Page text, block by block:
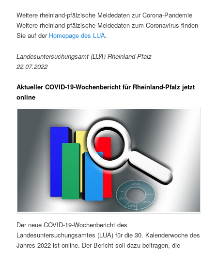
Weitere rheinland-pfälzische Meldedaten zur Corona-Pandemie
Weitere rheinland-pfälzische Meldedaten zum Coronavirus finden
Sie auf der Homepage des LUA.
Landesuntersuchungsamt (LUA) Rheinland-Pfalz
22.07.2022
Aktueller COVID-19-Wochenbericht für Rheinland-Pfalz jetzt
online
Der neue COVID-19-Wochenbericht des
Landesuntersuchungsamtes (LUA) für die 30. Kalenderwoche des
Jahres 2022 ist online. Der Bericht soll dazu beitragen, die